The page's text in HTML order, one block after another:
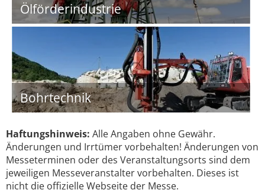
Ölförderindustrie
Bohrtechnik
Haftungshinweis: Alle Angaben ohne Gewähr.
Änderungen und Irrtümer vorbehalten! Änderungen von
Messeterminen oder des Veranstaltungsorts sind dem
jeweiligen Messeveranstalter vorbehalten. Dieses ist
nicht die offizielle Webseite der Messe.